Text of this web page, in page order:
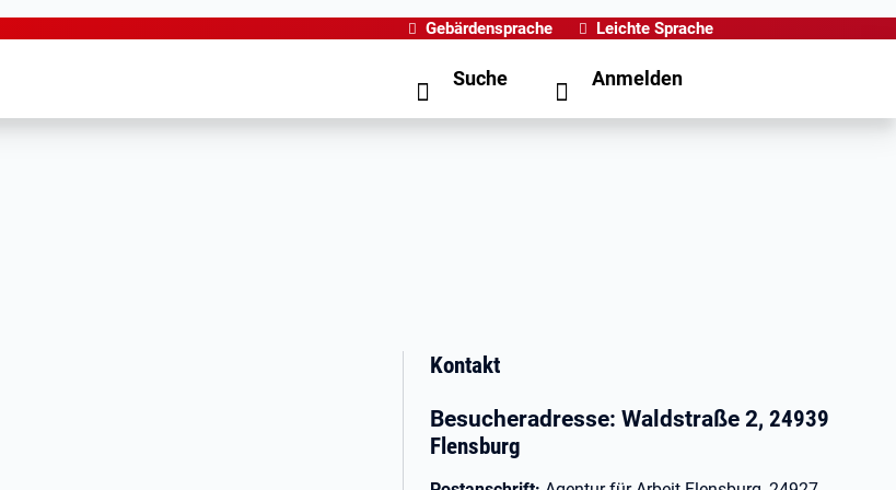
Gebärdensprache Leichte Sprache
Suche Anmelden
Kontakt
Besucheradresse: Waldstraße 2, 24939
Flensburg